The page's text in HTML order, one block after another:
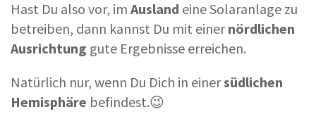
Hast Du also vor, im Ausland eine Solaranlage zu
betreiben, dann kannst Du mit einernördlichen
Ausrichtung gute Ergebnisse erreichen.
Natürlich nur, wenn Du Dich in einersüdlichen
Hemisphäre befindest.😉